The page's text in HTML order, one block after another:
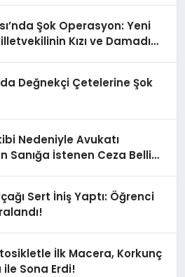
Şok Operasyon: Yeni
Kızı ve Damadı
Değnekçi Çetelerine Şok
Nedeniyle Avukatı
Sanığa İstenen Ceza Belli
Sert İniş Yaptı: Öğrenci
İlk Macera, Korkunç
ile Sona Erdi!